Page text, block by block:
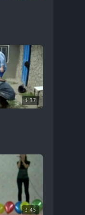
1:37
3:45